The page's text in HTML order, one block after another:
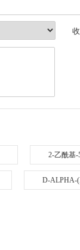
2-乙酰基-
D-ALPHA-